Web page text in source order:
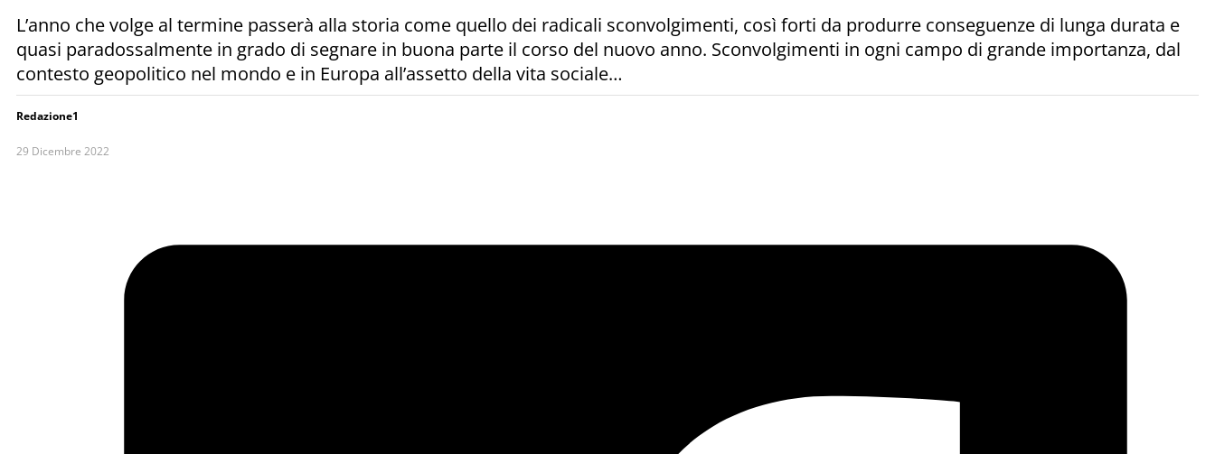
L’anno che volge al termine passerà alla storia come quello dei radicali sconvolgimenti, così forti da produrre conseguenze di lunga durata e
quasi paradossalmente in grado di segnare in buona parte il corso del nuovo anno. Sconvolgimenti in ogni campo di grande importanza, dal
contesto geopolitico nel mondo e in Europa all’assetto della vita sociale…
Redazione1
29 Dicembre 2022